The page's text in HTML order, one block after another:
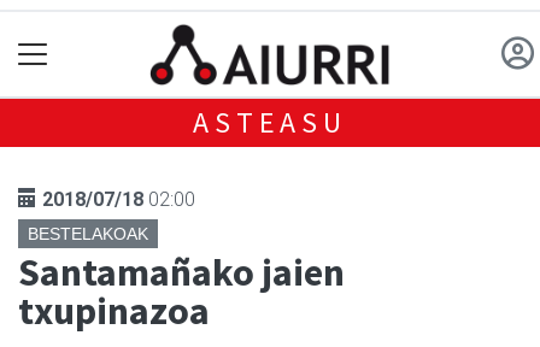
ASTEASU
2018/07/18 02:00
BESTELAKOAK
Santamañako jaien
txupinazoa